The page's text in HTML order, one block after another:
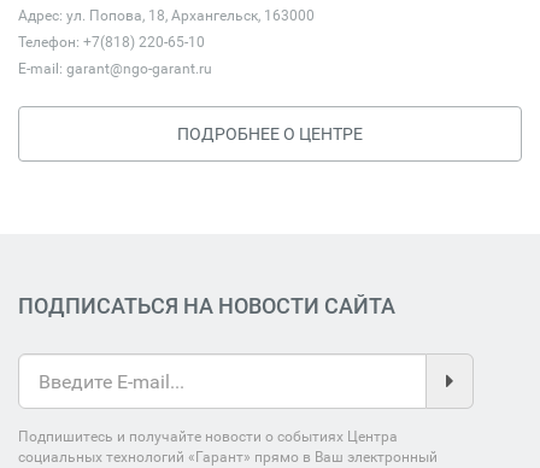
Адрес: ул. Попова, 18, Архангельск, 163000
Телефон: +7(818) 220-65-10
E-mail: garant@ngo-garant.ru
ПОДРОБНЕЕ О ЦЕНТРЕ
ПОДПИСАТЬСЯ НА НОВОСТИ САЙТА
Подпишитесь и получайте новости о событиях Центра
социальных технологий «Гарант» прямо в Ваш электронный